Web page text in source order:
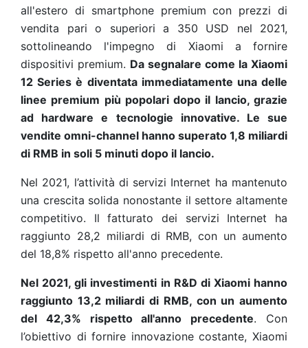
all'estero di smartphone premium con prezzi di
vendita pari o superiori a 350 USD nel 2021,
sottolineando l'impegno di Xiaomi a fornire
dispositivi premium. Da segnalare come la Xiaomi
12 Series è diventata immediatamente una delle
linee premium più popolari dopo il lancio, grazie
ad hardware e tecnologie innovative. Le sue
vendite omni-channel hanno superato 1,8 miliardi
di RMB in soli 5 minuti dopo il lancio.
Nel 2021, l’attività di servizi Internet ha mantenuto
una crescita solida nonostante il settore altamente
competitivo. Il fatturato dei servizi Internet ha
raggiunto 28,2 miliardi di RMB, con un aumento
del 18,8% rispetto all'anno precedente.
Nel 2021, gli investimenti in R&D di Xiaomi hanno
raggiunto 13,2 miliardi di RMB, con un aumento
del 42,3% rispetto all'anno precedente. Con
l’obiettivo di fornire innovazione costante, Xiaomi